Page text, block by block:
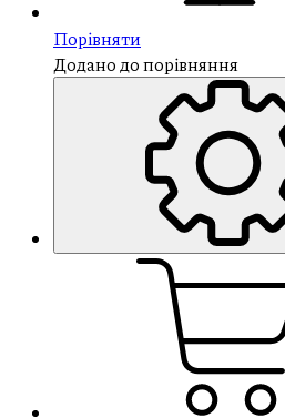
Порівняти
Додано до порівняння